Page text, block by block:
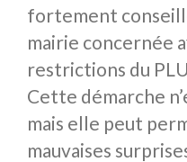
fortement
mairie concernée
restrictions du
Cette démarche
mais elle peut
mauvaises